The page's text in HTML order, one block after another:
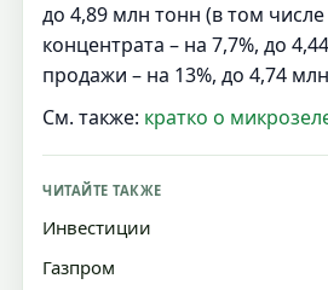
до 4,89 млн тонн (в том
концентрата – на 7,7%, до
продажи – на 13%, до 4,74
См. также: кратко о
ЧИТАЙТЕ ТАКЖЕ
Инвестиции
Газпром